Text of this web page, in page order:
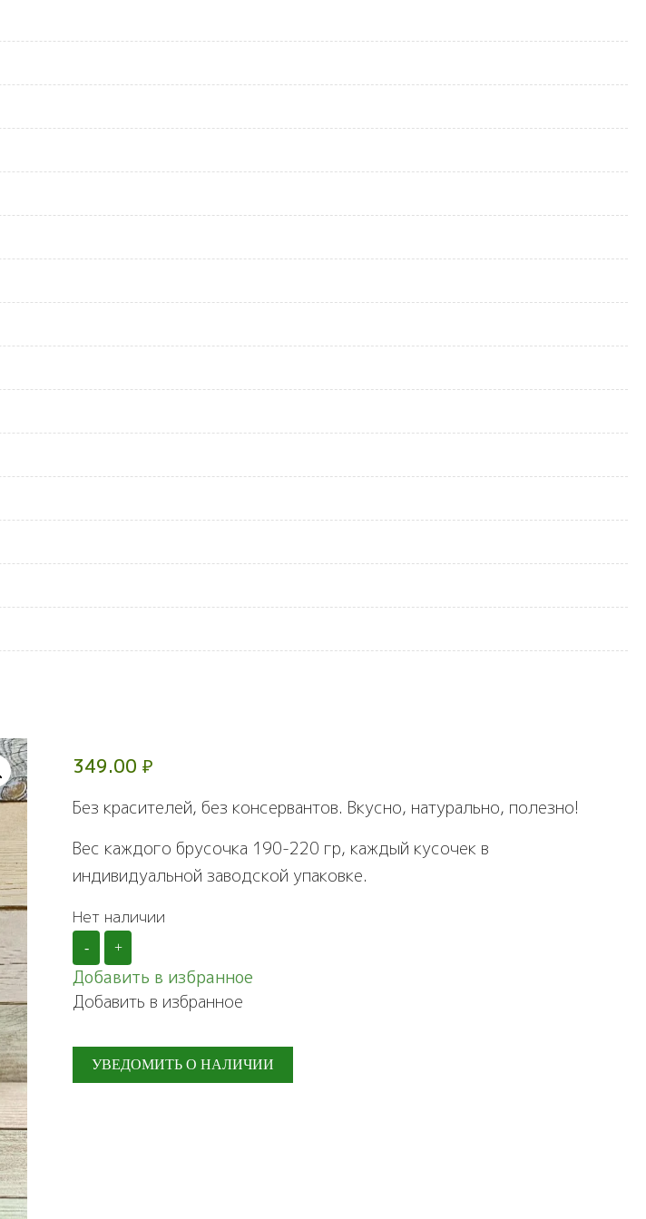
349.00₽
Без красителей, без консервантов. Вкусно, натурально, полезно!
Вес каждого брусочка 190-220 гр, каждый кусочек в
индивидуальной заводской упаковке.
Нет наличии
- +
Добавить в избранное
Добавить в избранное